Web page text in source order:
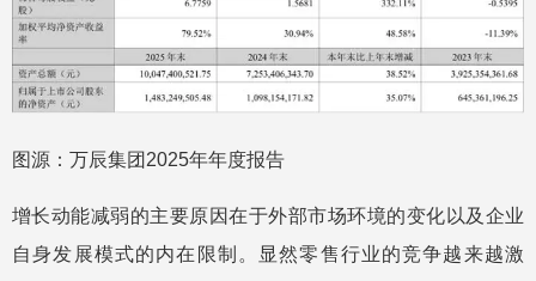
图源：万辰集团2025年年度报告
增长动能减弱的主要原因在于外部市场环境的变化以及企业
自身发展模式的内在限制。显然零售行业的竞争越来越激